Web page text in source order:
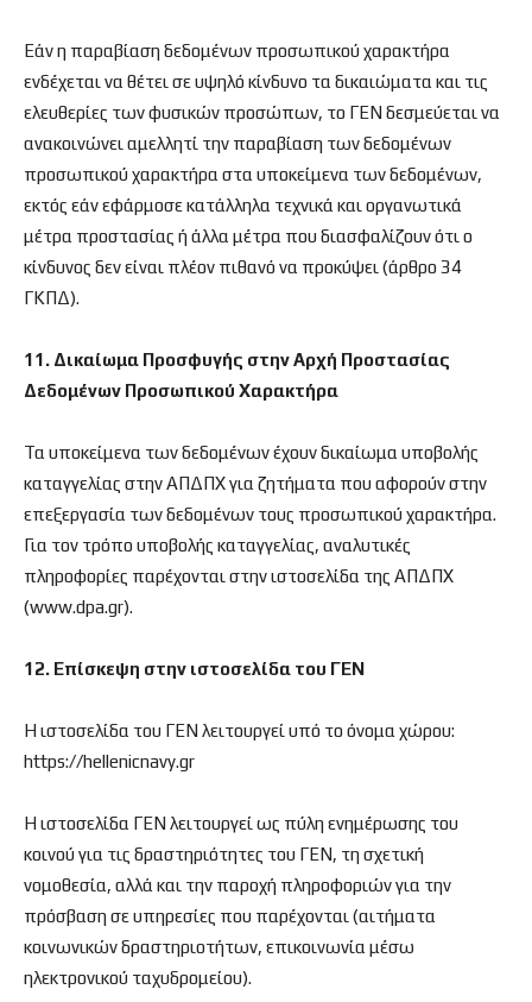
Εάν η παραβίαση δεδομένων προσωπικού χαρακτήρα
ενδέχεται να θέτει σε υψηλό κίνδυνο τα δικαιώματα και τις
ελευθερίες των φυσικών προσώπων, το ΓΕΝ δεσμεύεται να
ανακοινώνει αμελλητί την παραβίαση των δεδομένων
προσωπικού χαρακτήρα στα υποκείμενα των δεδομένων,
εκτός εάν εφάρμοσε κατάλληλα τεχνικά και οργανωτικά
μέτρα προστασίας ή άλλα μέτρα που διασφαλίζουν ότι ο
κίνδυνος δεν είναι πλέον πιθανό να προκύψει (άρθρο 34
ΓΚΠΔ).
11. Δικαίωμα Προσφυγής στην Αρχή Προστασίας
Δεδομένων Προσωπικού Χαρακτήρα
Τα υποκείμενα των δεδομένων έχουν δικαίωμα υποβολής
καταγγελίας στην ΑΠΔΠΧ για ζητήματα που αφορούν στην
επεξεργασία των δεδομένων τους προσωπικού χαρακτήρα.
Για τον τρόπο υποβολής καταγγελίας, αναλυτικές
πληροφορίες παρέχονται στην ιστοσελίδα της ΑΠΔΠΧ
(www.dpa.gr).
12. Επίσκεψη στην ιστοσελίδα του ΓΕΝ
Η ιστοσελίδα του ΓΕΝ λειτουργεί υπό το όνομα χώρου:
https://hellenicnavy.gr
Η ιστοσελίδα ΓΕΝ λειτουργεί ως πύλη ενημέρωσης του
κοινού για τις δραστηριότητες του ΓΕΝ, τη σχετική
νομοθεσία, αλλά και την παροχή πληροφοριών για την
πρόσβαση σε υπηρεσίες που παρέχονται (αιτήματα
κοινωνικών δραστηριοτήτων, επικοινωνία μέσω
ηλεκτρονικού ταχυδρομείου).